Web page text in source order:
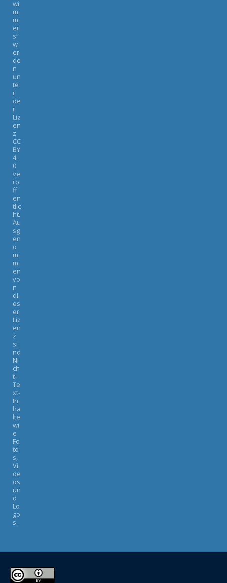
wi
m
m
er
s“
w
er
de
n
un
te
r
de
r
Liz
en
z
CC
BY
4.
0
ve
rö
ff
en
tlic
ht.
Au
sg
en
o
m
m
en
vo
n
di
es
er
Liz
en
z
si
nd
Ni
ch
t-
Te
xt-
In
ha
lte
wi
e
Fo
to
s,
Vi
de
os
un
d
Lo
go
s.